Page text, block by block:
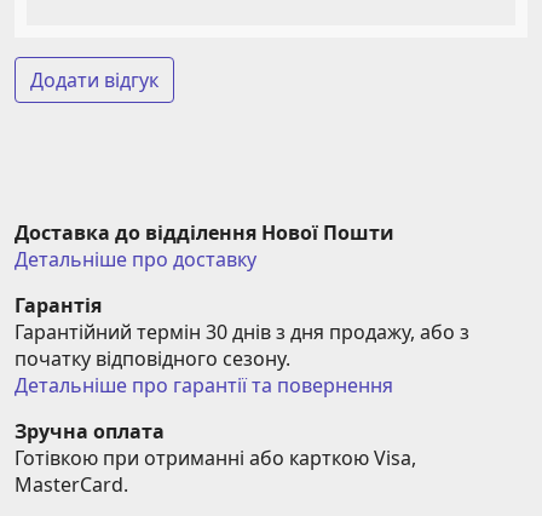
Додати відгук
Доставка до відділення Нової Пошти
Детальніше про доставку
Гарантія
Гарантійний термін 30 днів з дня продажу, або з
початку відповідного сезону.
Детальніше про гарантії та повернення
Зручна оплата
Готівкою при отриманні або карткою Visa,
MasterCard.